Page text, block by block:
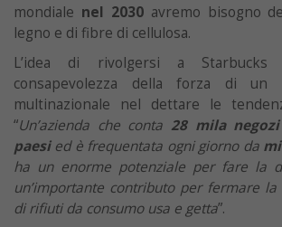
mondiale nel 2030avremo bisogno
legno e di fibre di cellulosa.
L’idea di rivolgersi a
consapevolezza della forza di un
multinazionale nel dettare le
“Un’azienda che conta 28 mila
paesied è frequentata ogni giorno da
ha un enorme potenziale per fare la
un’importante contributo per fermare
di rifiuti da consumo usa e getta”.